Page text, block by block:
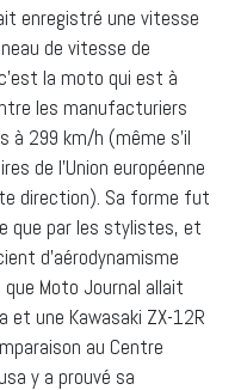
enregistré une vitesse
de vitesse de
la moto qui est à
les manufacturiers
à 299 km/h (même s’il
de l’Union européenne
direction). Sa forme fut
que par les stylistes, et
d’aérodynamisme
Moto Journal allait
et une Kawasaki ZX-12R
au Centre
y a prouvé sa